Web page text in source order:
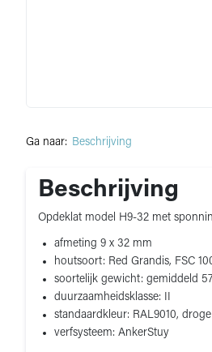
Ga naar: Beschrijving
Beschrijving
Opdeklat model H9-32 met
afmeting 9 x 32 mm
houtsoort: Red Grandis, FSC
soortelijk gewicht: gemiddeld
duurzaamheidsklasse: II
standaardkleur: RAL9010,
verfsysteem: AnkerStuy